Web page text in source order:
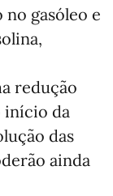
gasóleo e
redução
início da
das
ainda